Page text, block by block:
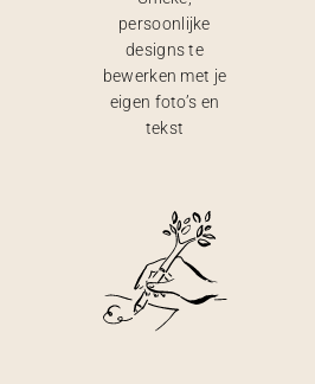
persoonlijke
designs te
bewerken met je
eigen foto’s en
tekst